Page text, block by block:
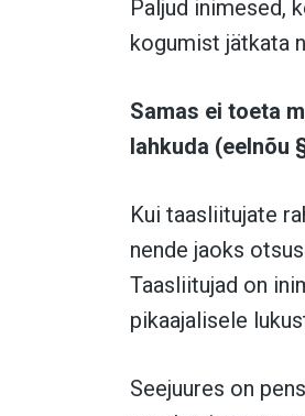
Paljud inimesed,
kogumist jätkata
Samas ei toeta
lahkuda (eelnõu
Kui taasliitujate
nende jaoks
Taasliitujad on
pikaajalisele
Seejuures on